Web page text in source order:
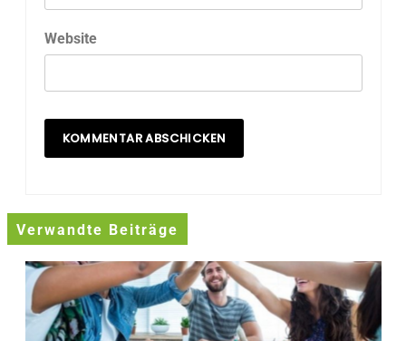
Website
Verwandte Beiträge